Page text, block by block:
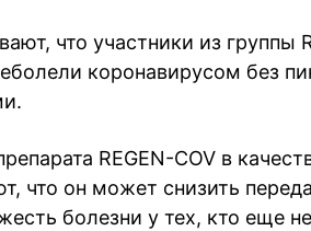
что участники из группы
коронавирусом без
REGEN-COV в
что он может снизить
болезни у тех, кто еще не